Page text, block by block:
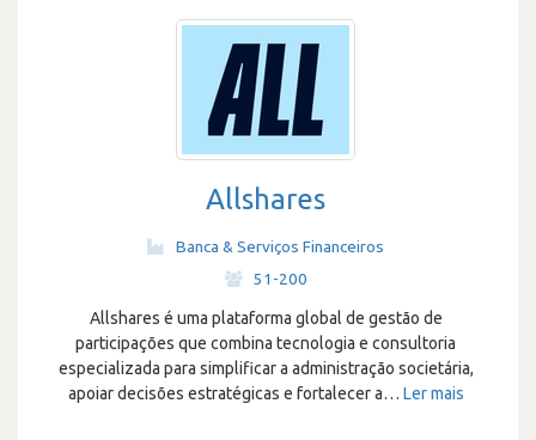
Allshares
Banca & Serviços Financeiros
51-200
Allshares é uma plataforma global de gestão de
participações que combina tecnologia e consultoria
especializada para simplificar a administração societária,
apoiar decisões estratégicas e fortalecer a… Ler mais